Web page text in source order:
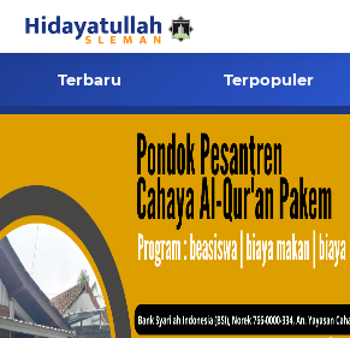
Terbaru Terpopuler